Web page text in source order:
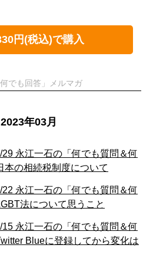
円(税込)で購入
でも回答」メルマガ
2023年03月
29 永江一石の「何でも質問＆何
の相続税制度について
22 永江一石の「何でも質問＆何
法について思うこと
15 永江一石の「何でも質問＆何
Blueに登録してから変化は